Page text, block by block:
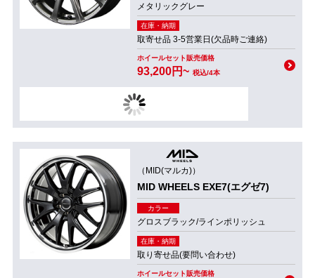
メタリックグレー
在庫・納期
取寄せ品 3-5営業日(欠品時ご連絡)
ホイールセット販売価格
93,200円~ 税込/4本
（MID(マルカ)）
MID WHEELS EXE7(エグゼ7)
カラー
グロスブラック/ラインポリッシュ
在庫・納期
取り寄せ品(要問い合わせ)
ホイールセット販売価格